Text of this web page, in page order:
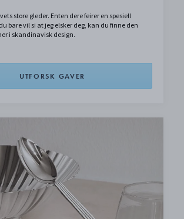
store gleder. Enten dere feirer en spesiell
bare vil si at jeg elsker deg, kan du finne den
i skandinavisk design.
UTFORSK GAVER